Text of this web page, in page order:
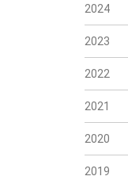
2024
2023
2022
2021
2020
2019